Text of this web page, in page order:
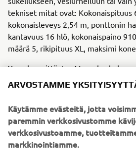
tekniset mitat ovat: Kokonaispituus
kokonaisleveys 2,54 m, ponttonin
kantavuus 16 hlö, kokonaispaino
määrä 5, rikipituus XL, maksimi
Yamaha esittäytyy Messukeskuksen
6f48, 6d48 ja 6f1.
ARVOSTAMME
Käytämme evästeitä, jotta
paremmin verkkosivustomme
verkkosivustoamme,
markkinointiamme.